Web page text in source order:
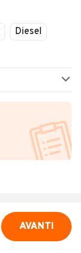
Diesel
AVANTI